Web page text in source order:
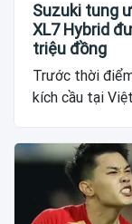
Suzuki tung
XL7 Hybrid
triệu đồng
Trước thời
kích cầu tại